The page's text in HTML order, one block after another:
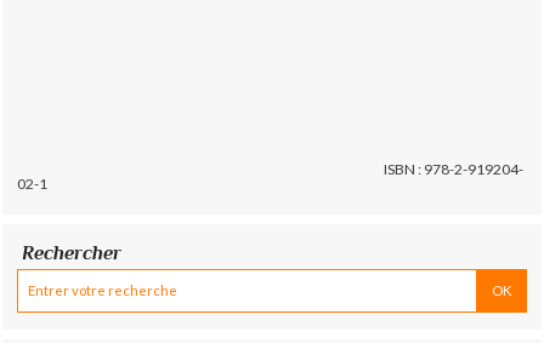
ISBN : 978-2-919204-
02-1
Rechercher